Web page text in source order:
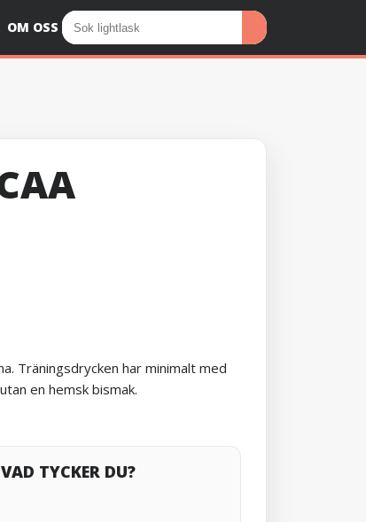
OM OSS
Träningsdrycken har minimalt med
en hemsk bismak.
VAD TYCKER DU?